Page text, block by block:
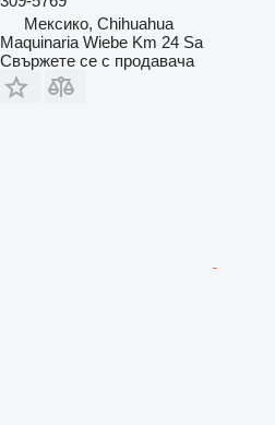
Мексико, Chihuahua
Maquinaria Wiebe Km 24 Sa
Свържете се с продавача